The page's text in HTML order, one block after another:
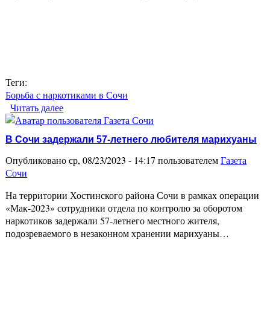
Теги:
Борьба с наркотиками в Сочи
Читать далее
контрабанды наркотиков из Сочи в Абхазию
В Сочи задержали 57-летнего любителя марихуаны
Опубликовано ср, 08/23/2023 - 14:17 пользователемГазета
Сочи
На территории Хостинского района Сочи в рамках операции
«Мак-2023» сотрудники отдела по контролю за оборотом
наркотиков задержали 57-летнего местного жителя,
подозреваемого в незаконном хранении марихуаны…